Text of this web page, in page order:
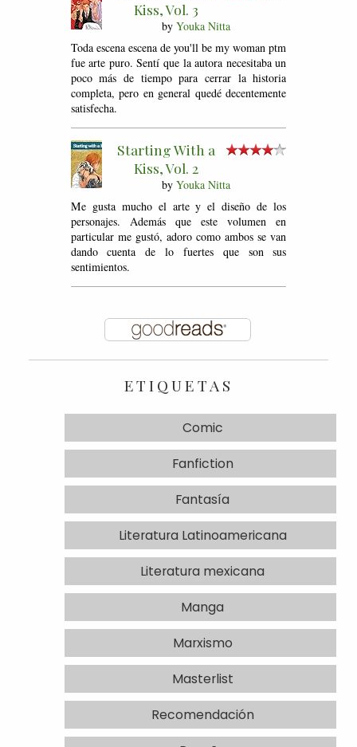
Kiss, Vol. 3
by Youka Nitta
Toda escena escena de you'll be my woman ptm
fue arte puro. Sentí que la autora necesitaba un
poco más de tiempo para cerrar la historia
completa, pero en general quedé decentemente
satisfecha.
Starting With a
Kiss, Vol. 2
by Youka Nitta
Me gusta mucho el arte y el diseño de los
personajes. Además que este volumen en
particular me gustó, adoro como ambos se van
dando cuenta de lo fuertes que son sus
sentimientos.
ETIQUETAS
Comic
Fanfiction
Fantasía
Literatura Latinoamericana
Literatura mexicana
Manga
Marxismo
Masterlist
Recomendación